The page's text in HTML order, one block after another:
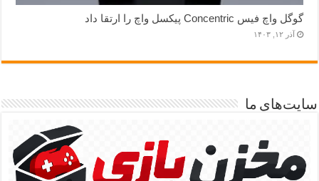
گوگل واچ فیس Concentric پیکسل واچ را ارتقا داد
آذر ۱۲, ۱۴۰۳
سایت‌های ما